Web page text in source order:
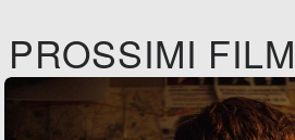
PROSSIMI FILM